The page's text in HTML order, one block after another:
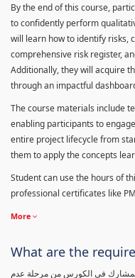
By the end of this course,
to confidently perform
will learn how to identify risks,
comprehensive risk register,
Additionally, they will acquire
through an impactful
The course materials include
enabling participants to
entire project lifecycle from
them to apply the concepts
Student can use the hours of
professional certificates like
More
What are the
على نقل المشارك في الكورس من مرحلة عدم